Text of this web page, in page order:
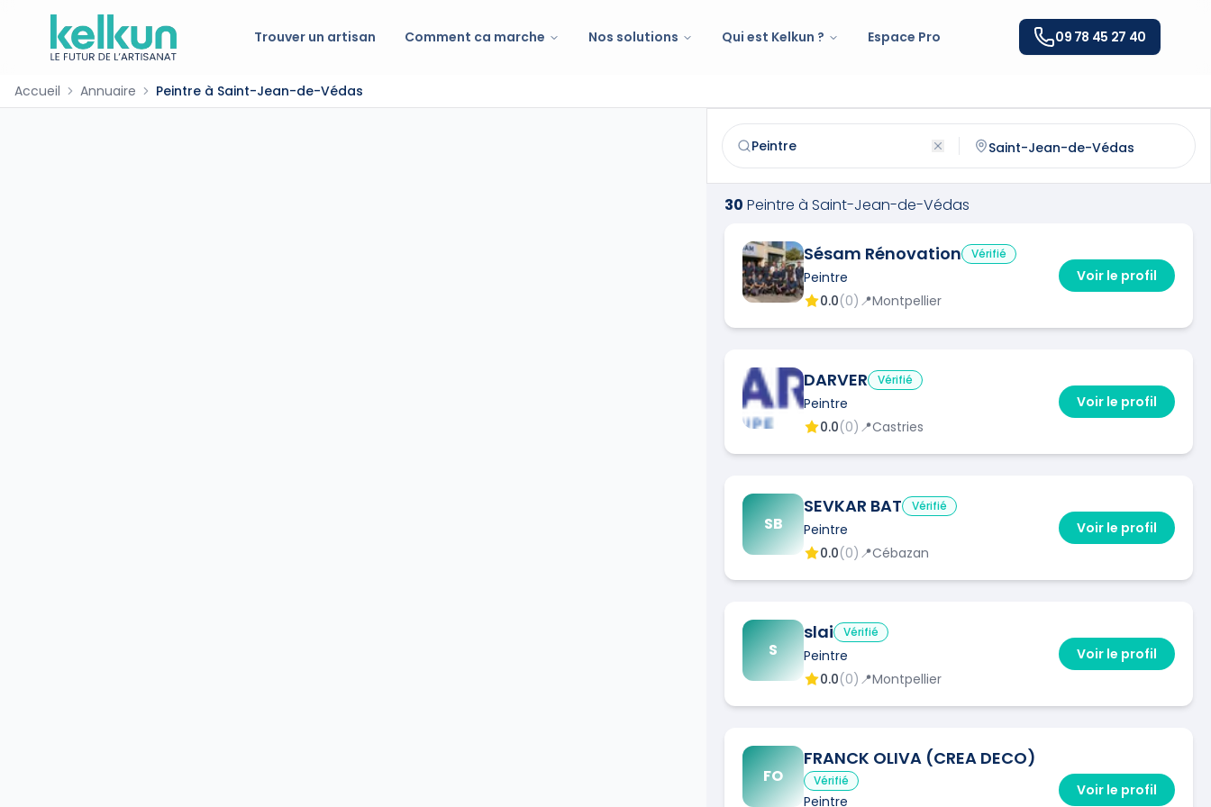
Trouver un artisan Comment ca marche Nos solutions Qui est Kelkun ? Espace Pro 09 78 45 27 40
Accueil Annuaire Peintre à Saint-Jean-de-Védas
Trouvez et contactez un
peintrequalifié à Saint-Jean-de-Védas
30 Peintre à Saint-Jean-de-Védas
Sésam Rénovation Vérifié
Peintre
0.0(0) 📍Montpellier
Voir le profil
DARVER Vérifié
Peintre
0.0(0) 📍Castries
Voir le profil
SB
SEVKAR BAT Vérifié
Peintre
0.0(0) 📍Cébazan
Voir le profil
S
slai Vérifié
Peintre
0.0(0) 📍Montpellier
Voir le profil
FO
FRANCK OLIVA (CREA DECO)
Vérifié
Peintre
Voir le profil